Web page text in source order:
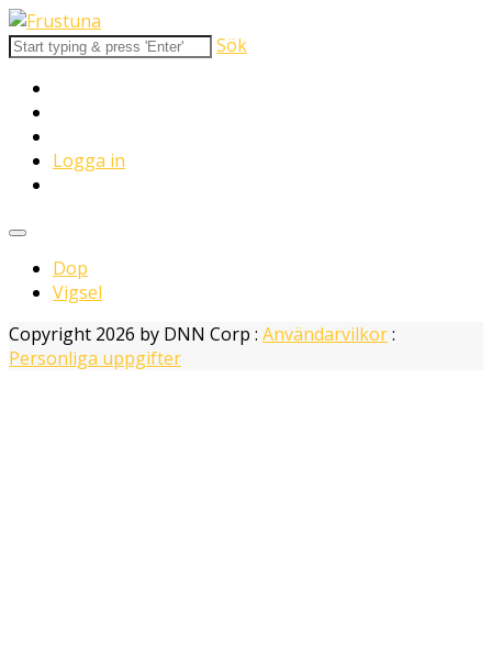
Sök
Logga in
Dop
Vigsel
Copyright 2026 by DNN Corp : Användarvilkor:
Personliga uppgifter